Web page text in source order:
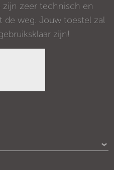
zijn zeer technisch en
de weg. Jouw toestel zal
zijn!